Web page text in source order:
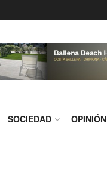
SOCIEDAD OPINIÓN